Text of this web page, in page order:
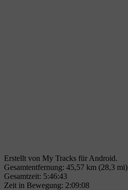
Erstellt von My Tracks für Android.
Gesamtentfernung: 45,57 km (28,3 mi)
Gesamtzeit: 5:46:43
Zeit in Bewegung: 2:09:08